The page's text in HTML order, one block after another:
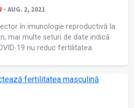
- AUG. 2, 2021
în imunologie reproductivă la
mai multe seturi de date indică
19 nu reduc fertilitatea.